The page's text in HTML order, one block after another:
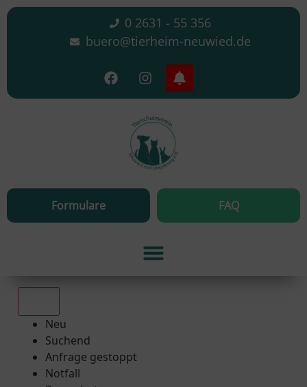
0 2631 - 55 356
buero@tierheim-neuwied.de
Formulare FAQ
Neu
Suchend
Anfrage gestoppt
Notfall